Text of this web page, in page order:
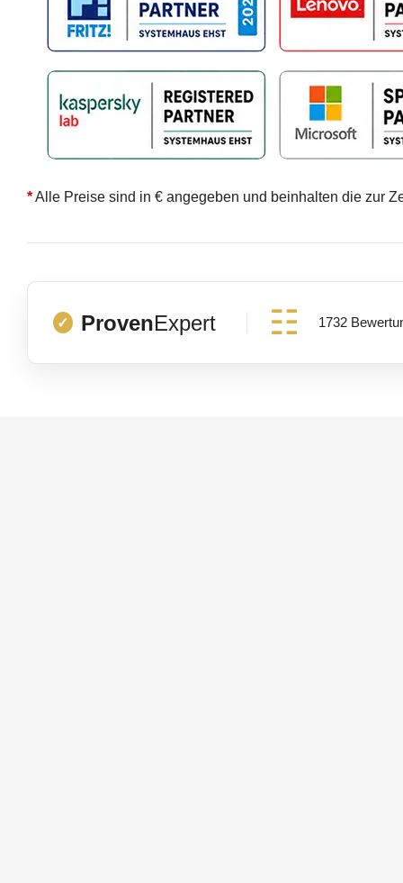
*Alle Preise sind in € angegeben und beinhalten die zur
✓ ProvenExpert 1732